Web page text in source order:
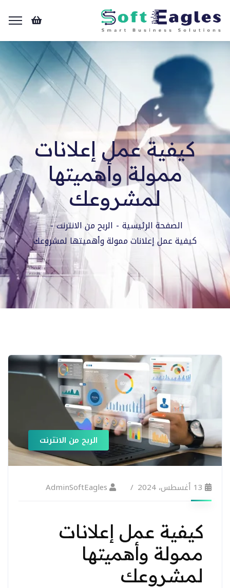
كيفية عمل إعلانات
ممولة وأهميتها
لمشروعك
الصفحة الرئيسية
الربح من الانترنت
كيفية عمل إعلانات ممولة وأهميتها لمشروعك
الربح من الانترنت
13 أغسطس، 2024 AdminSoftEagles
كيفية عمل إعلانات
ممولة وأهميتها
لمشروعك